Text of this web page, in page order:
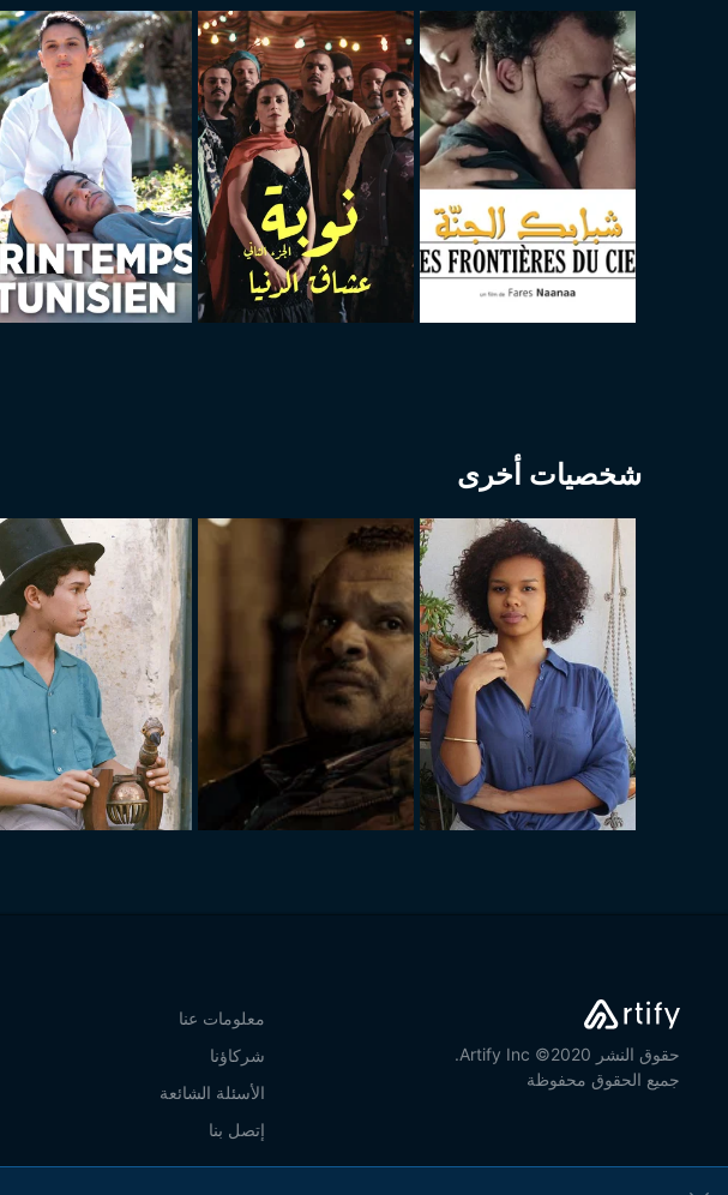
شخصيات أخرى
حقوق النشر 2020© Artify Inc.
جميع الحقوق محفوظة
معلومات عنا
شركاؤنا
الأسئلة الشائعة
إتصل بنا